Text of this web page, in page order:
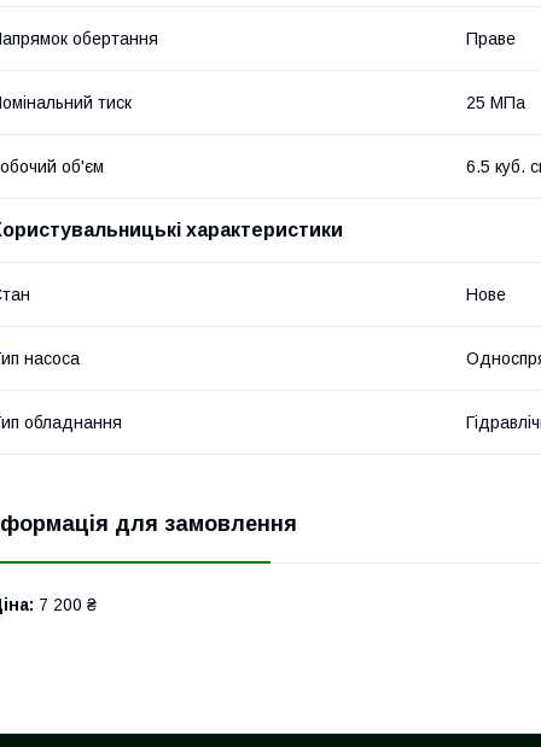
обертання Праве
тиск 25 МПа
об'єм 6.5 куб.
характеристики
Нове
насоса
обладнання
для замовлення
7 200 ₴